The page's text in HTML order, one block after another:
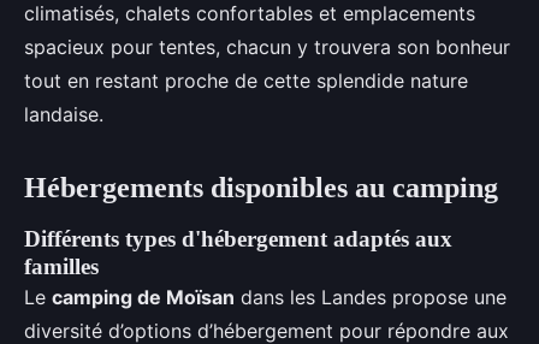
climatisés, chalets confortables et emplacements
spacieux pour tentes, chacun y trouvera son bonheur
tout en restant proche de cette splendide nature
landaise.
Hébergements disponibles au camping
Différents types d'hébergement adaptés aux
familles
Le camping de Moïsan dans les Landes propose une
diversité d’options d’hébergement pour répondre aux